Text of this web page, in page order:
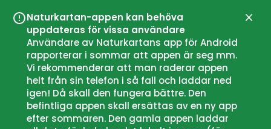
Naturkartan-appen kan behöva
uppdateras för vissa användare
Användare av Naturkartans app för Android
rapporterar i sommar att appen är seg mm.
Vi rekommenderar att man raderar appen
helt från sin telefon i så fall och laddar ned
igen! Då skall den fungera bättre. Den
befintliga appen skall ersättas av en ny app
efter sommaren. Den gamla appen laddar